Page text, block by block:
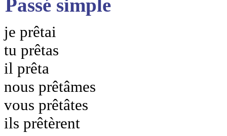
Passé simple
je prêtai
tu prêtas
il prêta
nous prêtâmes
vous prêtâtes
ils prêtèrent